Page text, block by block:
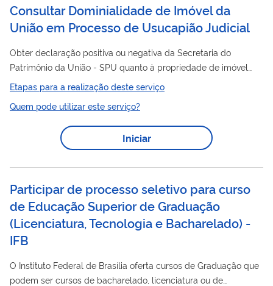
Consultar Dominialidade de Imóvel da
União em Processo de Usucapião Judicial
Obter declaração positiva ou negativa da Secretaria do
Patrimônio da União - SPU quanto à propriedade de imóvel
para fins de Usucapião Judicial, em processos iniciados pela
AGU.
Etapas para a realização deste serviço
Quem pode utilizar este serviço?
Iniciar
Participar de processo seletivo para curso
de Educação Superior de Graduação
(Licenciatura, Tecnologia e Bacharelado) -
IFB
O Instituto Federal de Brasília oferta cursos de Graduação que
podem ser cursos de bacharelado, licenciatura ou de